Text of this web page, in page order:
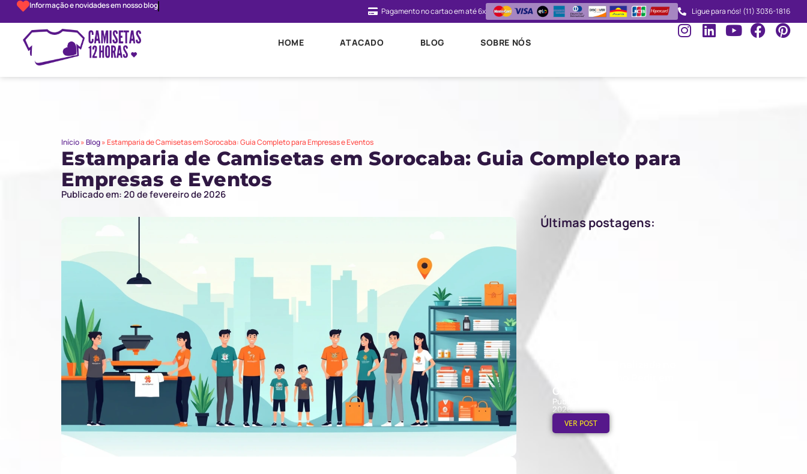
Informação e novidades em nosso blog
Ligue para nós! (11) 3036-1816
Pagamento no cartao em até 6x
HOME ATACADO BLOG SOBRE NÓS
Início»Blog»Estamparia de Camisetas em Sorocaba: Guia Completo para Empresas e Eventos
Estamparia de Camisetas em Sorocaba: Guia Completo para
Empresas e Eventos
Publicado em: 20 de fevereiro de 2026
Últimas postagens:
Grande Quantidade
Publicado em: 6 de agosto de
2026
VER POST